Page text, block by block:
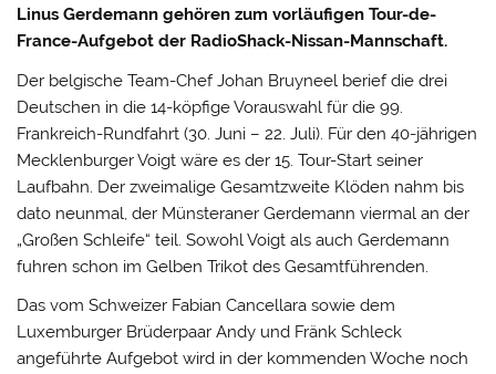
Linus Gerdemann gehören zum vorläufigen Tour-de-
France-Aufgebot der RadioShack-Nissan-Mannschaft.
Der belgische Team-Chef Johan Bruyneel berief die drei
Deutschen in die 14-köpfige Vorauswahl für die 99.
Frankreich-Rundfahrt (30. Juni – 22. Juli). Für den 40-jährigen
Mecklenburger Voigt wäre es der 15. Tour-Start seiner
Laufbahn. Der zweimalige Gesamtzweite Klöden nahm bis
dato neunmal, der Münsteraner Gerdemann viermal an der
„Großen Schleife“ teil. Sowohl Voigt als auch Gerdemann
fuhren schon im Gelben Trikot des Gesamtführenden.
Das vom Schweizer Fabian Cancellara sowie dem
Luxemburger Brüderpaar Andy und Fränk Schleck
angeführte Aufgebot wird in der kommenden Woche noch